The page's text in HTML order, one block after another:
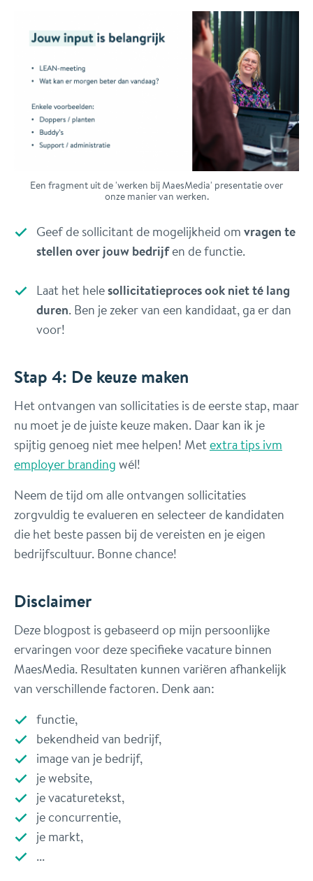
Een fragment uit de 'werken bij MaesMedia' presentatie over
onze manier van werken.
Geef de sollicitant de mogelijkheid omvragen te
stellen over jouw bedrijfen de functie.
Laat het helesollicitatieproces ook niet té lang
duren. Ben je zeker van een kandidaat, ga er dan
voor!
Stap 4: De keuze maken
Het ontvangen van sollicitaties is de eerste stap, maar
nu moet je de juiste keuze maken. Daar kan ik je
spijtig genoeg niet mee helpen! Metextra tips ivm
employer brandingwél!
Neem de tijd om alle ontvangen sollicitaties
zorgvuldig te evalueren en selecteer de kandidaten
die het beste passen bij de vereisten en je eigen
bedrijfscultuur. Bonne chance!
Disclaimer
Deze blogpost is gebaseerd op mijn persoonlijke
ervaringen voor deze specifieke vacature binnen
MaesMedia. Resultaten kunnen variëren afhankelijk
van verschillende factoren. Denk aan:
functie,
bekendheid van bedrijf,
image van je bedrijf,
je website,
je vacaturetekst,
je concurrentie,
je markt,
...